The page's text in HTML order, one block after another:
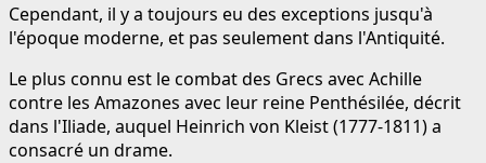
Cependant, il y a toujours eu des exceptions jusqu'à
l'époque moderne, et pas seulement dans l'Antiquité.
Le plus connu est le combat des Grecs avec Achille
contre les Amazones avec leur reine Penthésilée, décrit
dans l'Iliade, auquel Heinrich von Kleist (1777-1811) a
consacré un drame.